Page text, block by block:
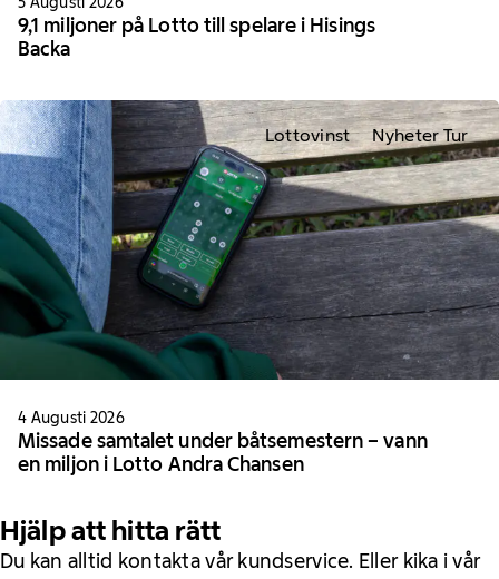
9,1 miljoner på Lotto till spelare i Hisings
Backa
Lottovinst Nyheter Tur
4 Augusti 2026
Missade samtalet under båtsemestern – vann
en miljon i Lotto Andra Chansen
Hjälp att hitta rätt
Du kan alltid kontakta vår kundservice. Eller kika i vår